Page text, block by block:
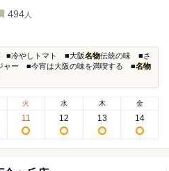
494 人
■冷やしトマト ■大阪名物伝統の味 ■さ
ャー ■今宵は大阪の味を満喫する ■名物
火
11
水
12
木
13
金
14